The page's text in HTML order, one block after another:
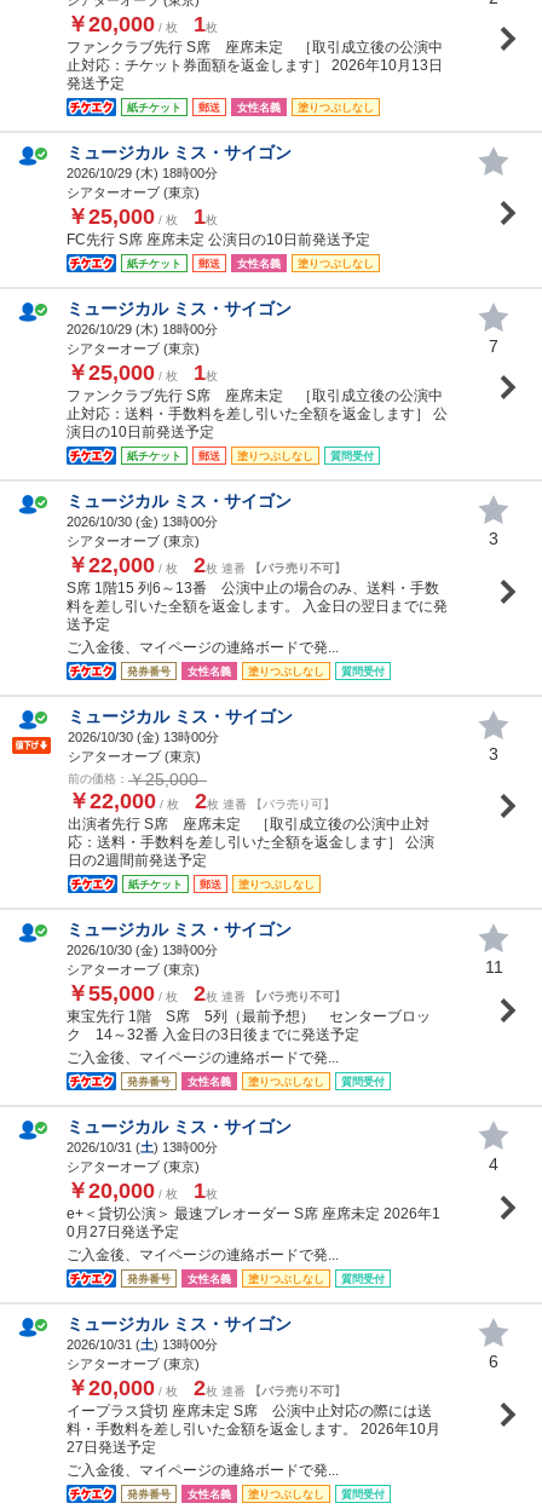
￥20,000 / 枚 1枚
ファンクラブ先行 S席 座席未定 ［取引成立後の公演中
止対応：チケット券面額を返金します］ 2026年10月13日
発送予定
紙チケット 郵送 女性名義 塗りつぶしなし
ミュージカル ミス・サイゴン
2026/10/29 (木) 18時00分
シアターオーブ (東京)
￥25,000 / 枚 1枚
FC先行 S席 座席未定 公演日の10日前発送予定
紙チケット 郵送 女性名義 塗りつぶしなし
ミュージカル ミス・サイゴン
2026/10/29 (木) 18時00分
シアターオーブ (東京)
￥25,000 / 枚 1枚
ファンクラブ先行 S席 座席未定 ［取引成立後の公演中
止対応：送料・手数料を差し引いた全額を返金します］ 公
演日の10日前発送予定
紙チケット 郵送 塗りつぶしなし 質問受付
7
ミュージカル ミス・サイゴン
2026/10/30 (金) 13時00分
シアターオーブ (東京)
￥22,000 / 枚 2枚 連番 【バラ売り不可】
S席 1階15 列6～13番 公演中止の場合のみ、送料・手数
料を差し引いた全額を返金します。 入金日の翌日までに発
送予定
ご入金後、マイページの連絡ボードで発...
発券番号 女性名義 塗りつぶしなし 質問受付
3
ミュージカル ミス・サイゴン
2026/10/30 (金) 13時00分
シアターオーブ (東京)
前の価格： ￥25,000
￥22,000 / 枚 2枚 連番 【バラ売り可】
出演者先行 S席 座席未定 ［取引成立後の公演中止対
応：送料・手数料を差し引いた全額を返金します］ 公演
日の2週間前発送予定
紙チケット 郵送 塗りつぶしなし
3
ミュージカル ミス・サイゴン
2026/10/30 (金) 13時00分
シアターオーブ (東京)
￥55,000 / 枚 2枚 連番 【バラ売り不可】
東宝先行 1階 S席 5列（最前予想） センターブロッ
ク 14～32番 入金日の3日後までに発送予定
ご入金後、マイページの連絡ボードで発...
発券番号 女性名義 塗りつぶしなし 質問受付
11
ミュージカル ミス・サイゴン
2026/10/31 (土) 13時00分
シアターオーブ (東京)
￥20,000 / 枚 1枚
e+＜貸切公演＞ 最速プレオーダー S席 座席未定 2026年1
0月27日発送予定
ご入金後、マイページの連絡ボードで発...
発券番号 女性名義 塗りつぶしなし 質問受付
4
ミュージカル ミス・サイゴン
2026/10/31 (土) 13時00分
シアターオーブ (東京)
￥20,000 / 枚 2枚 連番 【バラ売り不可】
イープラス貸切 座席未定 S席 公演中止対応の際には送
料・手数料を差し引いた金額を返金します。 2026年10月
27日発送予定
ご入金後、マイページの連絡ボードで発...
発券番号 女性名義 塗りつぶしなし 質問受付
6